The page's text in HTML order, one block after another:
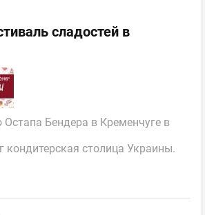
сладостей в
Остапа Бендера в Кременчуге в
кондитерская столица Украины.